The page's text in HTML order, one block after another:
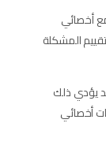
أخصائي
المشكلة
يؤدي ذلك
أخصائي